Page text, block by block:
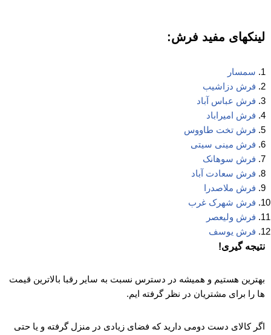
لینکهای مفید فرش:
سمسار
فرش دزاشیب
فرش عباس آباد
فرش امیراباد
فرش تخت طاووس
فرش مینی سیتی
فرش سوهانک
فرش سعادت آباد
فرش ملاصدرا
فرش شهرک غرب
فرش ولیعصر
فرش یوسف
نتیجه گیری!
بهترین هستیم و همیشه در دسترس نسبت به سایر رقبا بالاترین قیمت
ها را برای مشتریان در نظر گرفته ایم.
اگر کالای دست دومی دارید که فضای زیادی در منزل گرفته و یا حتی